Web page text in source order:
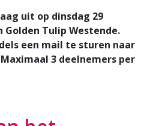
uit op dinsdag 29
Golden Tulip Westende.
een mail te sturen naar
Maximaal 3 deelnemers per